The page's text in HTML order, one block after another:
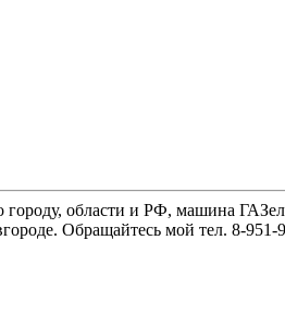
городу, области и РФ, машина
Обращайтесь мой тел. 8-951-